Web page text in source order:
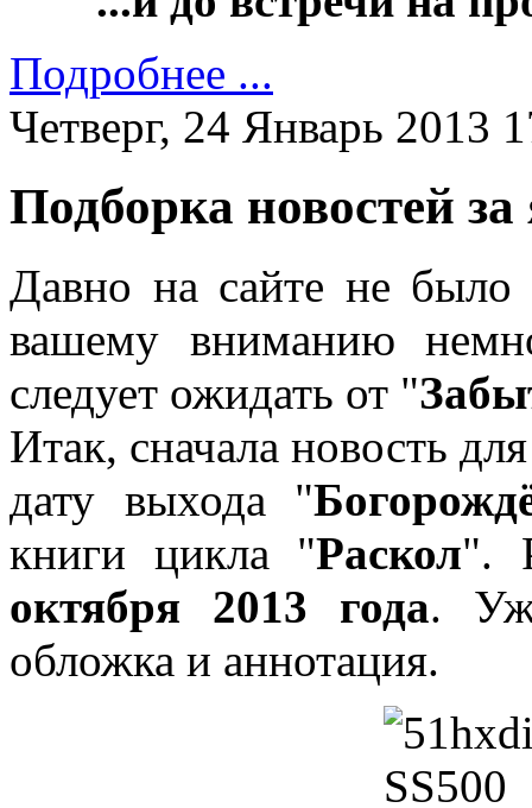
Подробнее ...
Четверг, 24 Январь 2013
Подборка новостей
Давно на сайте не было
вашему вниманию
следует ожидать от "
Итак, сначала новость
дату выхода "
книги цикла "Раскол".
октября 2013 года.
обложка и аннотация.